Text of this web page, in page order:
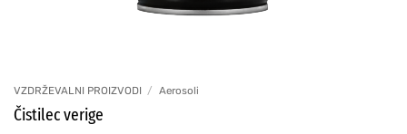
VZDRŽEVALNI PROIZVODI / Aerosoli
Čistilec verige